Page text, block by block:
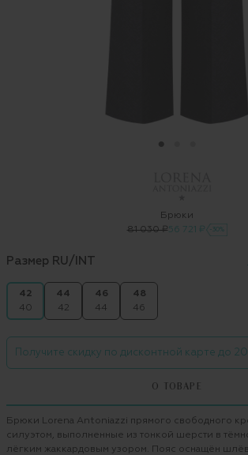
Брюки
81 030 ₽56 721 ₽ -30%
Размер RU/INT
42
40
44
42
46
44
48
46
Получите скидку по дисконтной карте до
О ТОВАРЕ
Брюки Lorena Antoniazzi прямого свободного
силуэтом, выполненные из тонкой шерсти в
лёгким жаккардовым узором. Пояс оснащён